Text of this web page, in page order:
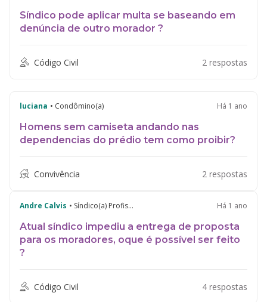
Síndico pode aplicar multa se baseando em
denúncia de outro morador ?
Código Civil 2 respostas
Homens sem camiseta andando nas
dependencias do prédio tem como proibir?
luciana • Condômino(a) Há 1 ano
Convivência 2 respostas
Atual síndico impediu a entrega de proposta
para os moradores, oque é possível ser feito
?
Andre Calvis • Síndico(a) Profissional Há 1 ano
Código Civil 4 respostas